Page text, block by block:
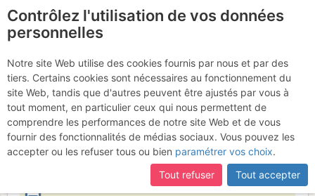
Le Palais
France Morbihan
+
–
Contrôlez l'utilisation de vos données
personnelles
Notre site Web utilise des cookies fournis par nous et par des
tiers. Certains cookies sont nécessaires au fonctionnement du
site Web, tandis que d'autres peuvent être ajustés par vous à
tout moment, en particulier ceux qui nous permettent de
comprendre les performances de notre site Web et de vous
fournir des fonctionnalités de médias sociaux. Vous pouvez les
accepter ou les refuser tous ou bien paramétrer vos choix.
Tout refuser
Tout accepter